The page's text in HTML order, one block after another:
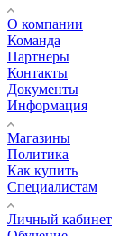
О компании
Команда
Партнеры
Контакты
Документы
Информация
Магазины
Политика
Как купить
Специалистам
Личный кабинет